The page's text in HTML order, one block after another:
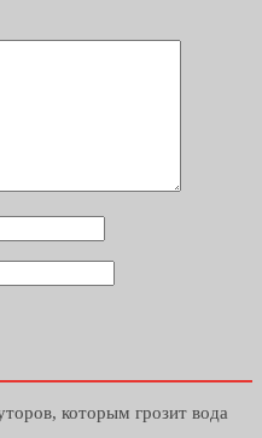
которым грозит вода